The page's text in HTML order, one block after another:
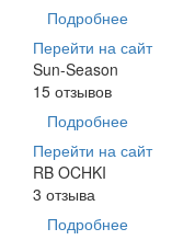
Подробнее
Перейти на сайт
Sun-Season
15 отзывов
Подробнее
Перейти на сайт
RB OCHKI
3 отзыва
Подробнее